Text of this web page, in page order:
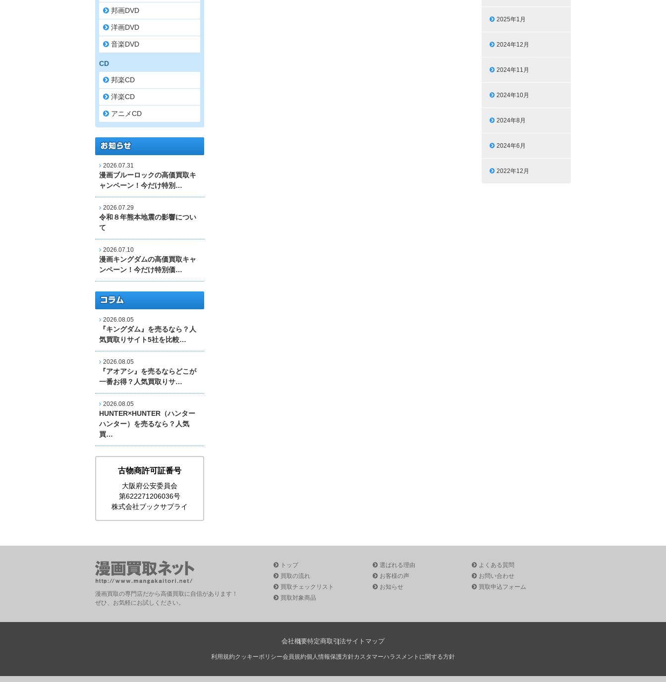
2025年1月
2024年12月
2024年11月
2024年10月
2024年8月
2024年6月
2022年12月
邦画DVD
洋画DVD
音楽DVD
CD
邦楽CD
洋楽CD
アニメCD
2026.07.31
漫画ブルーロックの高価買取キ
ャンペーン！今だけ特別…
2026.07.29
令和８年熊本地震の影響につい
て
2026.07.10
漫画キングダムの高価買取キャ
ンペーン！今だけ特別価…
2026.08.05
『キングダム』を売るなら？人
気買取りサイト5社を比較…
2026.08.05
『アオアシ』を売るならどこが
一番お得？人気買取りサ…
2026.08.05
HUNTER×HUNTER（ハンター
ハンター）を売るなら？人気
買…
古物商許可証番号
大阪府公安委員会
第622271206036号
株式会社ブックサプライ
漫画買取の専門店だから高価買取に自信があります！
ぜひ、お気軽にお試しください。
トップ
買取の流れ
買取チェックリスト
買取対象商品
選ばれる理由
お客様の声
お知らせ
よくある質問
お問い合わせ
買取申込フォーム
会社概要特定商取引法サイトマップ
利用規約クッキーポリシー会員規約個人情報保護方針カスタマーハラスメントに関する方針